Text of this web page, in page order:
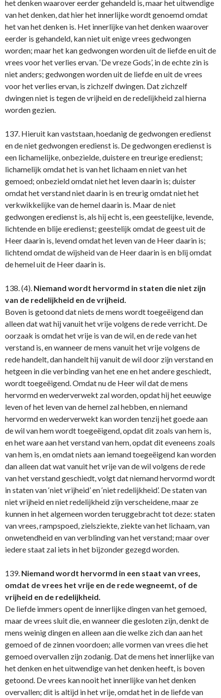
het denken waarover eerder gehandeld is, maar het uitwendige
van het denken, dat hier het innerlijke wordt genoemd omdat
het van het denken is. Het innerlijke van het denken waarover
eerder is gehandeld, kan niet uit enige vrees gedwongen
worden; maar het kan gedwongen worden uit de liefde en uit de
vrees voor het verlies ervan. ‘De vreze Gods’, in de echte zin is
niet anders; gedwongen worden uit de liefde en uit de vrees
voor het verlies ervan, is zichzelf dwingen. Dat zichzelf
dwingen niet is tegen de vrijheid en de redelijkheid zal hierna
worden gezien.
137. Hieruit kan vaststaan, hoedanig de gedwongen eredienst
en de niet gedwongen eredienst is. De gedwongen eredienst is
een lichamelijke, onbezielde, duistere en treurige eredienst;
lichamelijk omdat het is van het lichaam en niet van het
gemoed; onbezield omdat niet het leven daarin is; duister
omdat het verstand niet daarin is en treurig omdat niet het
verkwikkelijke van de hemel daarin is. Maar de niet
gedwongen eredienst is, als hij echt is, een geestelijke, levende,
lichtende en blije eredienst; geestelijk omdat de geest uit de
Heer daarin is, levend omdat het leven van de Heer daarin is;
lichtend omdat de wijsheid van de Heer daarin is en blij omdat
de hemel uit de Heer daarin is.
138. (4). Niemand wordt hervormd in staten die niet zijn
van de redelijkheid en de vrijheid.
Boven is getoond dat niets de mens wordt toegeëigend dan
alleen dat wat hij vanuit het vrije volgens de rede verricht. De
oorzaak is omdat het vrije is van de wil, en de rede van het
verstand is, en wanneer de mens vanuit het vrije volgens de
rede handelt, dan handelt hij vanuit de wil door zijn verstand en
hetgeen in die verbinding van het ene en het andere geschiedt,
wordt toegeëigend. Omdat nu de Heer wil dat de mens
hervormd en wederverwekt zal worden, opdat hij het eeuwige
leven of het leven van de hemel zal hebben, en niemand
hervormd en wederverwekt kan worden tenzij het goede aan
de wil van hem wordt toegeëigend, opdat dit zoals van hem is,
en het ware aan het verstand van hem, opdat dit eveneens zoals
van hem is, en omdat niets aan iemand toegeëigend kan worden
dan alleen dat wat vanuit het vrije van de wil volgens de rede
van het verstand geschiedt, volgt dat niemand hervormd wordt
in staten van ‘niet vrijheid’ en ‘niet redelijkheid’. De staten van
niet vrijheid en niet redelijkheid zijn verscheidene, maar ze
kunnen in het algemeen worden teruggebracht tot deze: staten
van vrees, rampspoed, zielsziekte, ziekte van het lichaam, van
onwetendheid en van verblinding van het verstand; maar over
iedere staat zal iets in het bijzonder gezegd worden.
139. Niemand wordt hervormd in een staat van vrees,
omdat de vrees het vrije en de rede wegneemt, of de
vrijheid en de redelijkheid.
De liefde immers opent de innerlijke dingen van het gemoed,
maar de vrees sluit die, en wanneer die gesloten zijn, denkt de
mens weinig dingen en alleen aan die welke zich dan aan het
gemoed of de zinnen voordoen; alle vormen van vrees die het
gemoed overvallen zijn zodanig. Dat de mens het innerlijke van
het denken en het uitwendige van het denken heeft, is boven
getoond. De vrees kan nooit het innerlijke van het denken
overvallen; dit is altijd in het vrije, omdat het in de liefde van